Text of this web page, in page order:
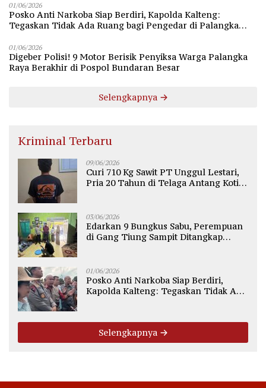
01/06/2026
Posko Anti Narkoba Siap Berdiri, Kapolda Kalteng:
Tegaskan Tidak Ada Ruang bagi Pengedar di Palangka
01/06/2026
Digeber Polisi! 9 Motor Berisik Penyiksa Warga Palangka
Raya Berakhir di Pospol Bundaran Besar
Selengkapnya
Kriminal Terbaru
09/06/2026
Curi 710 Kg Sawit PT Unggul Lestari,
Pria 20 Tahun di Telaga Antang Kotim
03/06/2026
Edarkan 9 Bungkus Sabu, Perempuan
di Gang Tiung Sampit Ditangkap
01/06/2026
Posko Anti Narkoba Siap Berdiri,
Kapolda Kalteng: Tegaskan Tidak Ada
Selengkapnya